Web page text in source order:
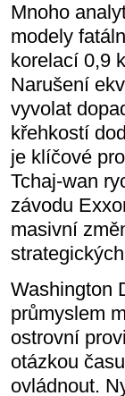
Mnoho
modely
korelací 0,9
Narušení
vyvolat
křehkostí
je klíčové
Tchaj-wan
závodu
masivní
Washington
průmyslem
ostrovní
otázkou
ovládnout.